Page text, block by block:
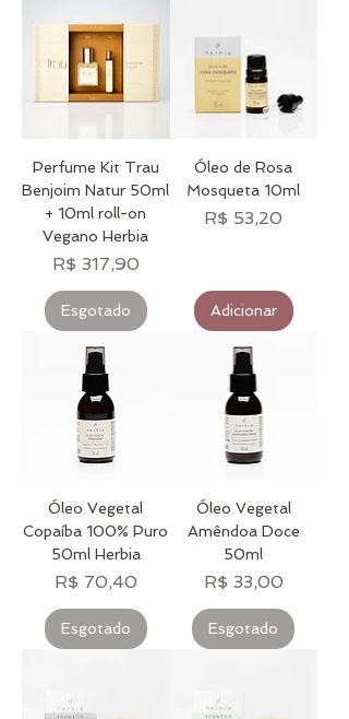
Perfume Kit Trau
Benjoim Natur 50ml
+ 10ml roll-on
Vegano Herbia
Preço
R$ 317,90
Esgotado
Óleo de Rosa
Mosqueta 10ml
Preço
R$ 53,20
Adicionar
Óleo Vegetal
Copaíba 100% Puro
50ml Herbia
Preço
R$ 70,40
Esgotado
Óleo Vegetal
Amêndoa Doce
50ml
Preço
R$ 33,00
Esgotado